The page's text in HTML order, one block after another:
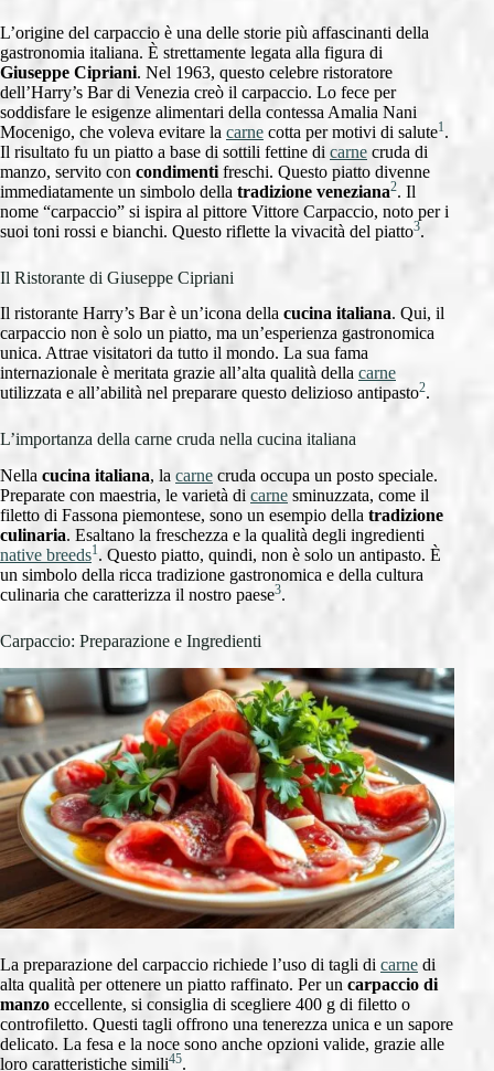
L’origine del carpaccio è una delle storie più affascinanti della
gastronomia italiana. È strettamente legata alla figura di
Giuseppe Cipriani. Nel 1963, questo celebre ristoratore
dell’Harry’s Bar di Venezia creò il carpaccio. Lo fece per
soddisfare le esigenze alimentari della contessa Amalia Nani
Mocenigo, che voleva evitare la carne cotta per motivi di salute1 .
Il risultato fu un piatto a base di sottili fettine di carne cruda di
manzo, servito con condimenti freschi. Questo piatto divenne
immediatamente un simbolo della tradizione veneziana2. Il
nome “carpaccio” si ispira al pittore Vittore Carpaccio, noto per i
suoi toni rossi e bianchi. Questo riflette la vivacità del piatto3.
Il Ristorante di Giuseppe Cipriani
Il ristorante Harry’s Bar è un’icona della cucina italiana. Qui, il
carpaccio non è solo un piatto, ma un’esperienza gastronomica
unica. Attrae visitatori da tutto il mondo. La sua fama
internazionale è meritata grazie all’alta qualità della carne
utilizzata e all’abilità nel preparare questo delizioso antipasto2.
L’importanza della carne cruda nella cucina italiana
Nella cucina italiana, la carne cruda occupa un posto speciale.
Preparate con maestria, le varietà di carne sminuzzata, come il
filetto di Fassona piemontese, sono un esempio della tradizione
culinaria. Esaltano la freschezza e la qualità degli ingredienti
native breeds1. Questo piatto, quindi, non è solo un antipasto. È
un simbolo della ricca tradizione gastronomica e della cultura
culinaria che caratterizza il nostro paese3.
Carpaccio: Preparazione e Ingredienti
La preparazione del carpaccio richiede l’uso di tagli di carne di
alta qualità per ottenere un piatto raffinato. Per un carpaccio di
manzo eccellente, si consiglia di scegliere 400 g di filetto o
controfiletto. Questi tagli offrono una tenerezza unica e un sapore
delicato. La fesa e la noce sono anche opzioni valide, grazie alle
loro caratteristiche simili45.